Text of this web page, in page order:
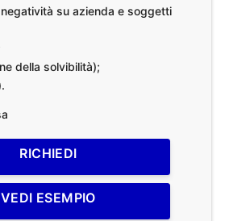
su azienda e soggetti
della solvibilità);
RICHIEDI
VEDI ESEMPIO